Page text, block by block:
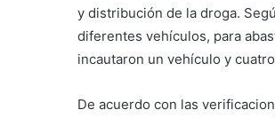
y distribución de la droga.
diferentes vehículos, para
incautaron un vehículo y
De acuerdo con las